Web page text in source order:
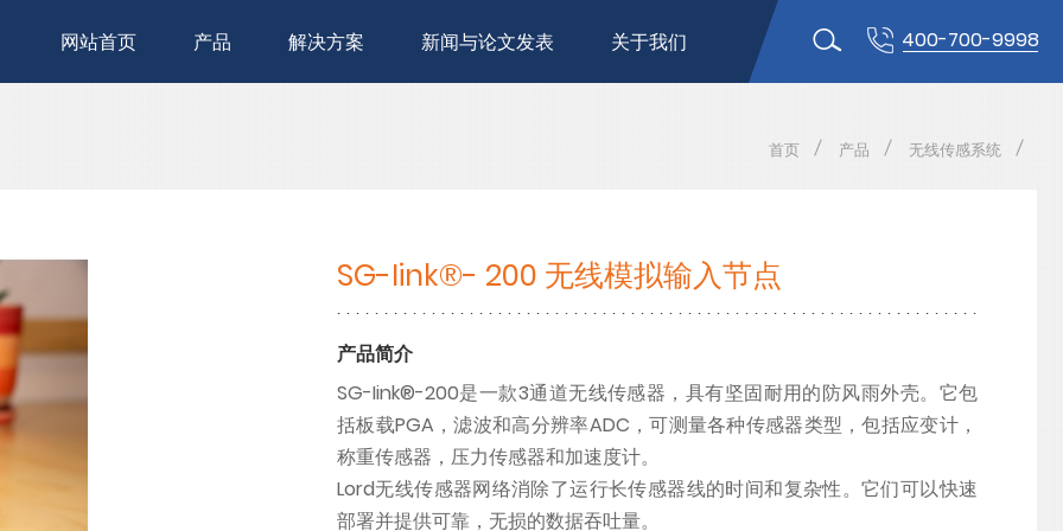
400-700-9998
网站首页 产品 解决方案 新闻与论文发表 关于我们
首页 产品 无线传感系统
SG-Iink®- 200 无线模拟输入节点
产品简介
SG-Iink®-200是一款3通道无线传感器，具有坚固耐用的防风雨外壳。它包
括板载PGA，滤波和高分辨率ADC，可测量各种传感器类型，包括应变计，
称重传感器，压力传感器和加速度计。
Lord无线传感器网络消除了运行长传感器线的时间和复杂性。它们可以快速
部署并提供可靠，无损的数据吞吐量。